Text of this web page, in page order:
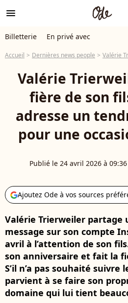
menu
Billetterie En privé avec
Accueil Dernières news people Valérie
Valérie
fière de son
adresse un
pour une
Publié le 24 avril 2026 à 09:36
Ajoutez Ode à vos sources
Valérie Trierweiler partage
message sur son compte
avril à l’attention de son
son anniversaire et fait la
S’il n’a pas souhaité suivre
parvient à se faire son
domaine qui lui tient